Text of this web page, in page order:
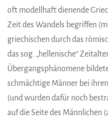
oft modellhaft dienende
Zeit des Wandels begriffen
griechischen durch das
das sog. „hellenische“
Übergangsphänomene
schmächtige Männer bei
(und wurden dafür noch
auf die Seite des Männlichen